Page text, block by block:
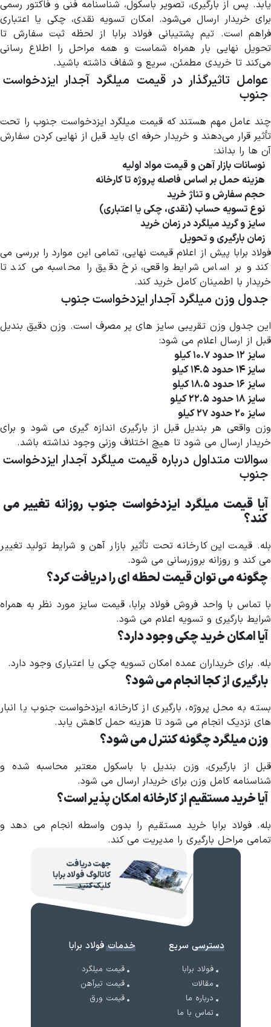
یابد. پس از بارگیری، تصویر باسکول، شناسنامه فنی و فاکتور رسمی
برای خریدار ارسال می‌شود. امکان تسویه نقدی، چکی یا اعتباری
فراهم است. تیم پشتیبانی فولاد برابا از لحظه ثبت سفارش تا
تحویل نهایی بار همراه شماست و همه مراحل را اطلاع رسانی
می‌کند تا خریدی مطمئن، سریع و شفاف داشته باشید.
عوامل تاثیرگذار در قیمت میلگرد آجدار ایزدخواست
جنوب
چند عامل مهم هستند که قیمت میلگرد ایزدخواست جنوب را تحت
تأثیر قرار می‌دهند و خریدار حرفه ای باید قبل از نهایی کردن سفارش
آن ها را بداند:
نوسانات بازار آهن و قیمت مواد اولیه
هزینه حمل بر اساس فاصله پروژه تا کارخانه
حجم سفارش و تناژ خرید
نوع تسویه حساب (نقدی، چکی یا اعتباری)
سایز و گرید میلگرد در زمان خرید
زمان بارگیری و تحویل
فولاد برابا پیش از اعلام قیمت نهایی، تمامی این موارد را بررسی می
کند و بر اساس شرایط واقعی، نرخ دقیق را محاسبه می کند تا
خریدار با اطمینان کامل خرید کند.
جدول وزن میلگرد آجدار ایزدخواست جنوب
این جدول وزن تقریبی سایز های پر مصرف است. وزن دقیق بندیل
قبل از ارسال اعلام می شود:
سایز ۱۲ حدود ۱۰.۷ کیلو
سایز ۱۴ حدود ۱۴.۵ کیلو
سایز ۱۶ حدود ۱۸.۵ کیلو
سایز ۱۸ حدود ۲۲.۵ کیلو
سایز ۲۰ حدود ۲۷ کیلو
وزن واقعی هر بندیل قبل از بارگیری اندازه گیری می شود و برای
خریدار ارسال می شود تا هیچ اختلاف وزنی وجود نداشته باشد.
سوالات متداول درباره قیمت میلگرد آجدار ایزدخواست
جنوب
آیا قیمت میلگرد ایزدخواست جنوب روزانه تغییر می
کند؟
بله. قیمت این کارخانه تحت تأثیر بازار آهن و شرایط تولید تغییر
می کند و روزانه بروزرسانی می شود.
چگونه می توان قیمت لحظه ای را دریافت کرد؟
با تماس با واحد فروش فولاد برابا، قیمت سایز مورد نظر به همراه
شرایط بارگیری و تسویه اعلام می شود.
آیا امکان خرید چکی وجود دارد؟
بله. برای خریداران عمده امکان تسویه چکی یا اعتباری وجود دارد.
بارگیری از کجا انجام می شود؟
بسته به محل پروژه، بارگیری از کارخانه ایزدخواست جنوب یا انبار
های نزدیک انجام می شود تا هزینه حمل کاهش یابد.
وزن میلگرد چگونه کنترل می شود؟
قبل از بارگیری، وزن بندیل با باسکول معتبر محاسبه شده و
شناسنامه کامل وزن برای خریدار ارسال می شود.
آیا خرید مستقیم از کارخانه امکان پذیر است؟
بله. فولاد برابا خرید مستقیم را بدون واسطه انجام می دهد و
تمامی مراحل بارگیری را مدیریت می کند.
جهت دریافت
کاتالوگ فولاد برابا
کلیک کنید
دسترسی سریع
فولاد برابا
مقالات
درباره ما
تماس با ما
خدمات فولاد برابا
قیمت میلگرد
قیمت تیرآهن
قیمت ورق